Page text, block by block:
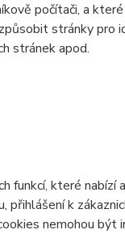
počítači, a
stránky pro
stránek apod.
funkcí, které nabízí
přihlášení k
nemohou být